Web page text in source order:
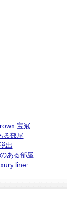
宝冠
部屋
出
ある部屋
liner